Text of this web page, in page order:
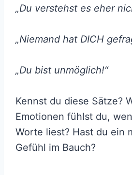
„Du verstehst es eher
„Niemand hat DICH
„Du bist unmöglich!“
Kennst du diese Sätze?
Emotionen fühlst du,
Worte liest? Hast du ein
Gefühl im Bauch?